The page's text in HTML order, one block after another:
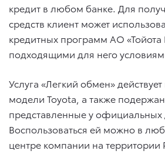
кредит в любом банке. Для
средств клиент может
кредитных программ АО «Тойота
подходящими для него
Услуга «Легкий обмен»
модели Toyota, а также
представленные у
Воспользоваться ей можно в
центре компании на территории